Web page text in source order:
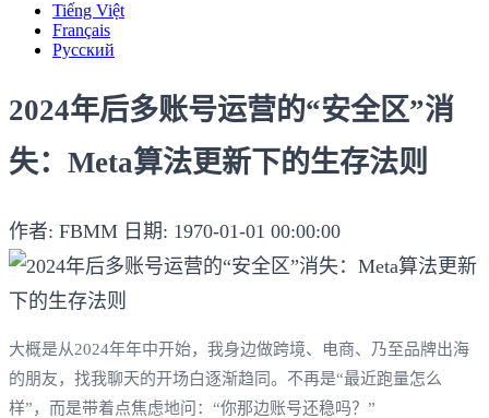
Tiếng Việt
Français
Русский
2024年后多账号运营的“安全区”消
失：Meta算法更新下的生存法则
作者: FBMM 日期: 1970-01-01 00:00:00
大概是从2024年年中开始，我身边做跨境、电商、乃至品牌出海
的朋友，找我聊天的开场白逐渐趋同。不再是“最近跑量怎么
样”，而是带着点焦虑地问：“你那边账号还稳吗？”